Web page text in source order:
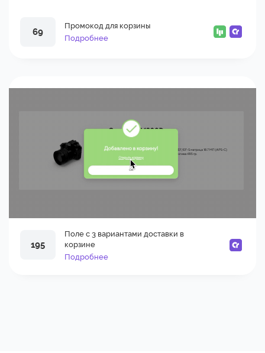
69
Промокод для корзины
Подробнее
195
Поле с 3 вариантами доставки в
корзине
Подробнее